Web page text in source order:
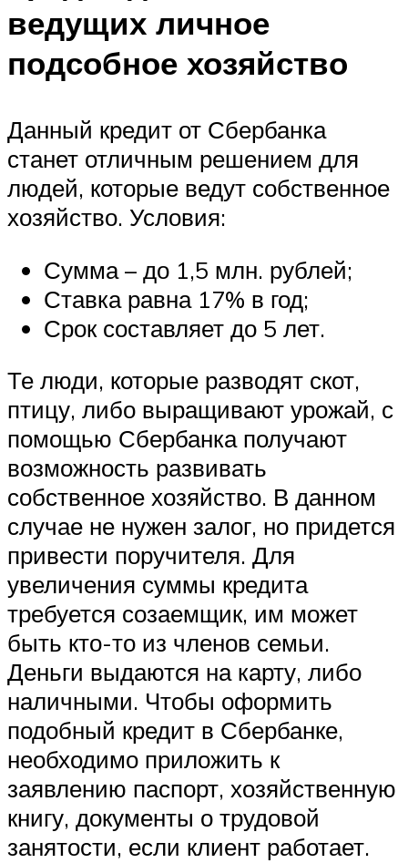
ведущих личное
подсобное хозяйство
Данный кредит от Сбербанка
станет отличным решением для
людей, которые ведут собственное
хозяйство. Условия:
Сумма – до 1,5 млн. рублей;
Ставка равна 17% в год;
Срок составляет до 5 лет.
Те люди, которые разводят скот,
птицу, либо выращивают урожай, с
помощью Сбербанка получают
возможность развивать
собственное хозяйство. В данном
случае не нужен залог, но придется
привести поручителя. Для
увеличения суммы кредита
требуется созаемщик, им может
быть кто-то из членов семьи.
Деньги выдаются на карту, либо
наличными. Чтобы оформить
подобный кредит в Сбербанке,
необходимо приложить к
заявлению паспорт, хозяйственную
книгу, документы о трудовой
занятости, если клиент работает.